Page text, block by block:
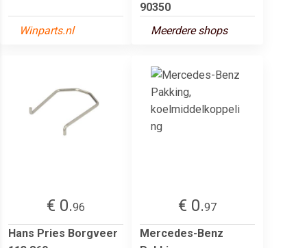
Winparts.nl
90350
Meerdere shops
€ 0.96
Hans Pries Borgveer
€ 0.97
Mercedes-Benz